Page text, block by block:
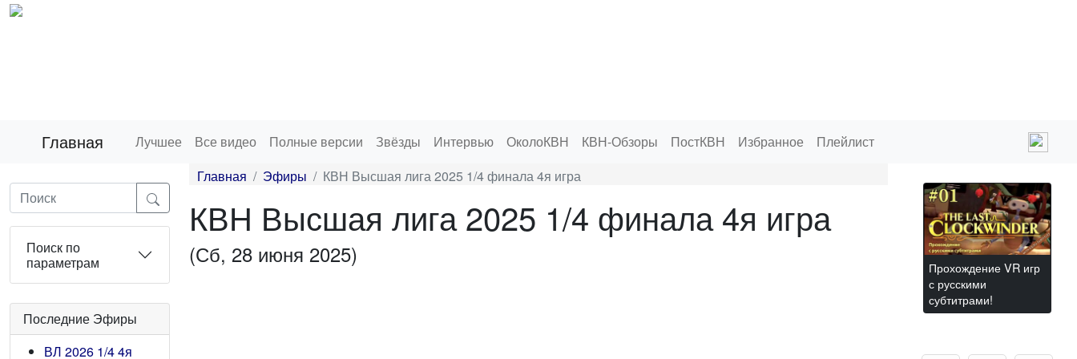
Главная Лучшее Все видео Полные версии Звёзды Интервью ОколоКВН КВН-Обзоры ПостКВН Избранное Плейлист
Поиск по
параметрам
Последние Эфиры
ВЛ 2026 1/4 4я
Главная Эфиры КВН Высшая лига 2025 1/4 финала 4я игра
КВН Высшая лига 2025 1/4 финала 4я игра
(Сб, 28 июня 2025)
Прохождение VR игр
с русскими
субтитрами!